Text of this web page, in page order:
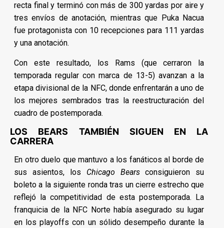
recta final y terminó con más de 300 yardas por aire y
tres envíos de anotación, mientras que Puka Nacua
fue protagonista con 10 recepciones para 111 yardas
y una anotación.
Con este resultado, los Rams (que cerraron la
temporada regular con marca de 13-5) avanzan a la
etapa divisional de la NFC, donde enfrentarán a uno de
los mejores sembrados tras la reestructuración del
cuadro de postemporada.
LOS BEARS TAMBIÉN SIGUEN EN LA
CARRERA
En otro duelo que mantuvo a los fanáticos al borde de
sus asientos, los Chicago Bearsconsiguieron su
boleto a la siguiente ronda tras un cierre estrecho que
reflejó la competitividad de esta postemporada. La
franquicia de la NFC Norte había asegurado su lugar
en los playoffs con un sólido desempeño durante la